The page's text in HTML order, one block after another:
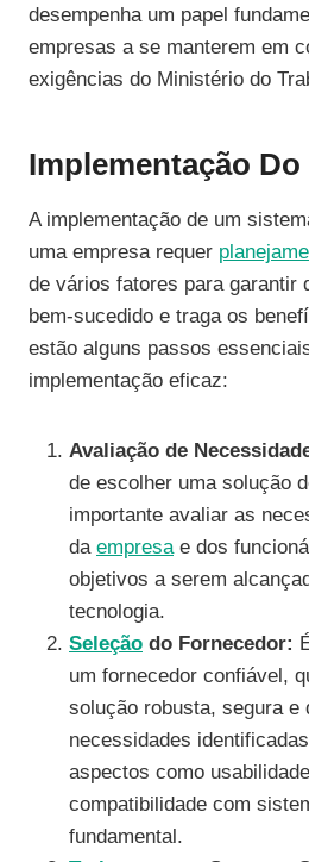
desempenha um papel
empresas a se manterem em
exigências do Ministério do
Implementação
A implementação de um
uma empresa requer
de vários fatores para garantir
bem-sucedido e traga os
estão alguns passos
implementação eficaz:
Avaliação de
de escolher uma solução
importante avaliar as
da empresae dos
objetivos a serem
tecnologia.
Seleção do Fornecedor:
um fornecedor confiável,
solução robusta, segura e
necessidades
aspectos como
compatibilidade com
fundamental.